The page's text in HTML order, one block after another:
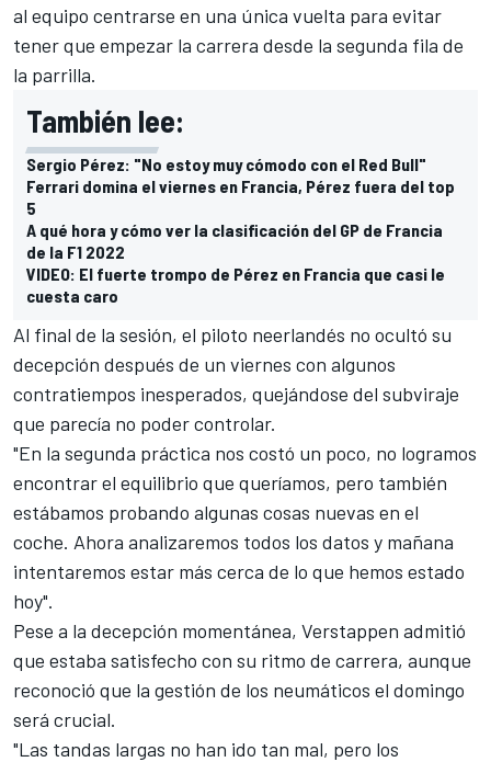
al equipo centrarse en una única vuelta para evitar
tener que empezar la carrera desde la segunda fila de
la parrilla.
También lee:
Sergio Pérez: "No estoy muy cómodo con el Red Bull"
Ferrari domina el viernes en Francia, Pérez fuera del top
5
A qué hora y cómo ver la clasificación del GP de Francia
de la F1 2022
VIDEO: El fuerte trompo de Pérez en Francia que casi le
cuesta caro
Al final de la sesión, el piloto neerlandés no ocultó su
decepción después de un viernes con algunos
contratiempos inesperados, quejándose del subviraje
que parecía no poder controlar.
"En la segunda práctica nos costó un poco, no logramos
encontrar el equilibrio que queríamos, pero también
estábamos probando algunas cosas nuevas en el
coche. Ahora analizaremos todos los datos y mañana
intentaremos estar más cerca de lo que hemos estado
hoy".
Pese a la decepción momentánea, Verstappen admitió
que estaba satisfecho con su ritmo de carrera, aunque
reconoció que la gestión de los neumáticos el domingo
será crucial.
"Las tandas largas no han ido tan mal, pero los